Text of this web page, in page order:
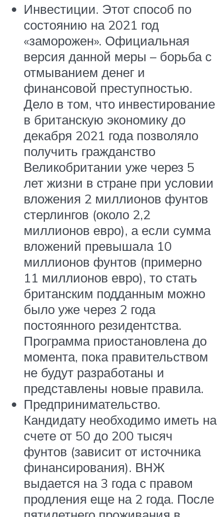
Инвестиции. Этот способ по
состоянию на 2021 год
«заморожен». Официальная
версия данной меры – борьба с
отмыванием денег и
финансовой преступностью.
Дело в том, что инвестирование
в британскую экономику до
декабря 2021 года позволяло
получить гражданство
Великобритании уже через 5
лет жизни в стране при условии
вложения 2 миллионов фунтов
стерлингов (около 2,2
миллионов евро), а если сумма
вложений превышала 10
миллионов фунтов (примерно
11 миллионов евро), то стать
британским подданным можно
было уже через 2 года
постоянного резидентства.
Программа приостановлена до
момента, пока правительством
не будут разработаны и
представлены новые правила.
Предпринимательство.
Кандидату необходимо иметь на
счете от 50 до 200 тысяч
фунтов (зависит от источника
финансирования). ВНЖ
выдается на 3 года с правом
продления еще на 2 года. После